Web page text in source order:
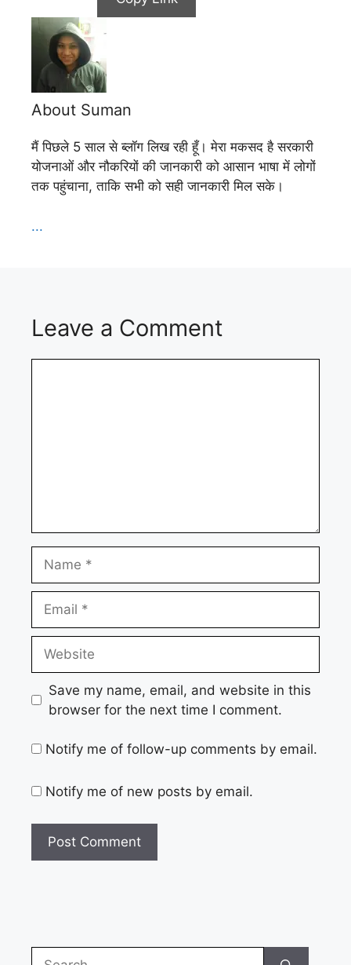
About Suman
मैं पिछले 5 साल से ब्लॉग लिख रही हूँ। मेरा मकसद है सरकारी
योजनाओं और नौकरियों की जानकारी को आसान भाषा में लोगों
तक पहुंचाना, ताकि सभी को सही जानकारी मिल सके।
...
Leave a Comment
Save my name, email, and website in this
browser for the next time I comment.
Notify me of follow-up comments by email.
Notify me of new posts by email.
Search